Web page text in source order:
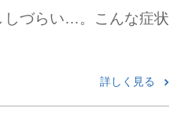
しづらい…。こんな症状
詳しく見る